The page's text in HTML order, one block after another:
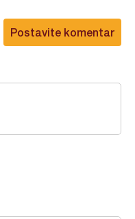
Postavite komentar